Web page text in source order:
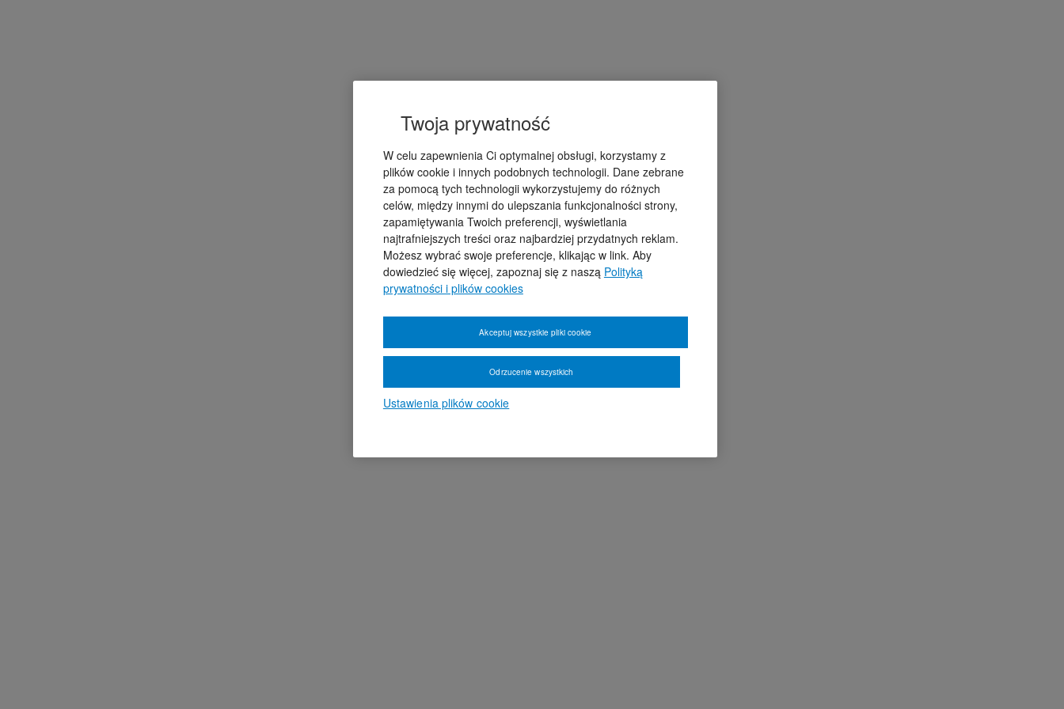
Twoja prywatność
W celu zapewnienia Ci optymalnej obsługi, korzystamy z
plików cookie i innych podobnych technologii. Dane zebrane
za pomocą tych technologii wykorzystujemy do różnych
celów, między innymi do ulepszania funkcjonalności strony,
zapamiętywania Twoich preferencji, wyświetlania
najtrafniejszych treści oraz najbardziej przydatnych reklam.
Możesz wybrać swoje preferencje, klikając w link. Aby
dowiedzieć się więcej, zapoznaj się z naszą Polityką
prywatności i plików cookies
Ustawienia plików cookie
Odrzucenie wszystkich
Akceptuj wszystkie pliki cookie